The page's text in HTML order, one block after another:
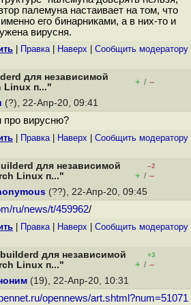
палемуна настаивает на том, что
его бинарниками, а в них-то и
вирусня.
Правка| Наверх Cообщить модератору
для независимой
Linux п..."
+ / –
(?), 22-Апр-20, 09:41
вирусню?
Правка| Наверх Cообщить модератору
для независимой
Linux п..."
–2
+ / –
(??), 22-Апр-20, 09:45
ru/news/t/459962/
Правка| Наверх Cообщить модератору
для независимой
Linux п..."
+3
+ / –
(19), 22-Апр-20, 10:31
opennews/art.shtml?num=51071